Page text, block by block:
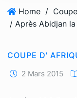
Home /
COUPE D'
2 Mars 2015